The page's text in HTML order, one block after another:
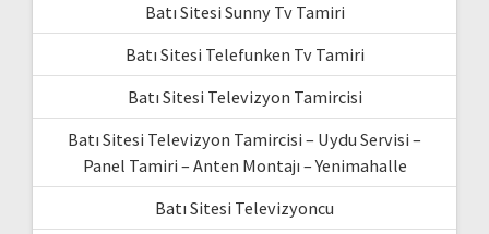
Batı Sitesi Sunny Tv Tamiri
Batı Sitesi Telefunken Tv Tamiri
Batı Sitesi Televizyon Tamircisi
Batı Sitesi Televizyon Tamircisi – Uydu Servisi –
Panel Tamiri – Anten Montajı – Yenimahalle
Batı Sitesi Televizyoncu